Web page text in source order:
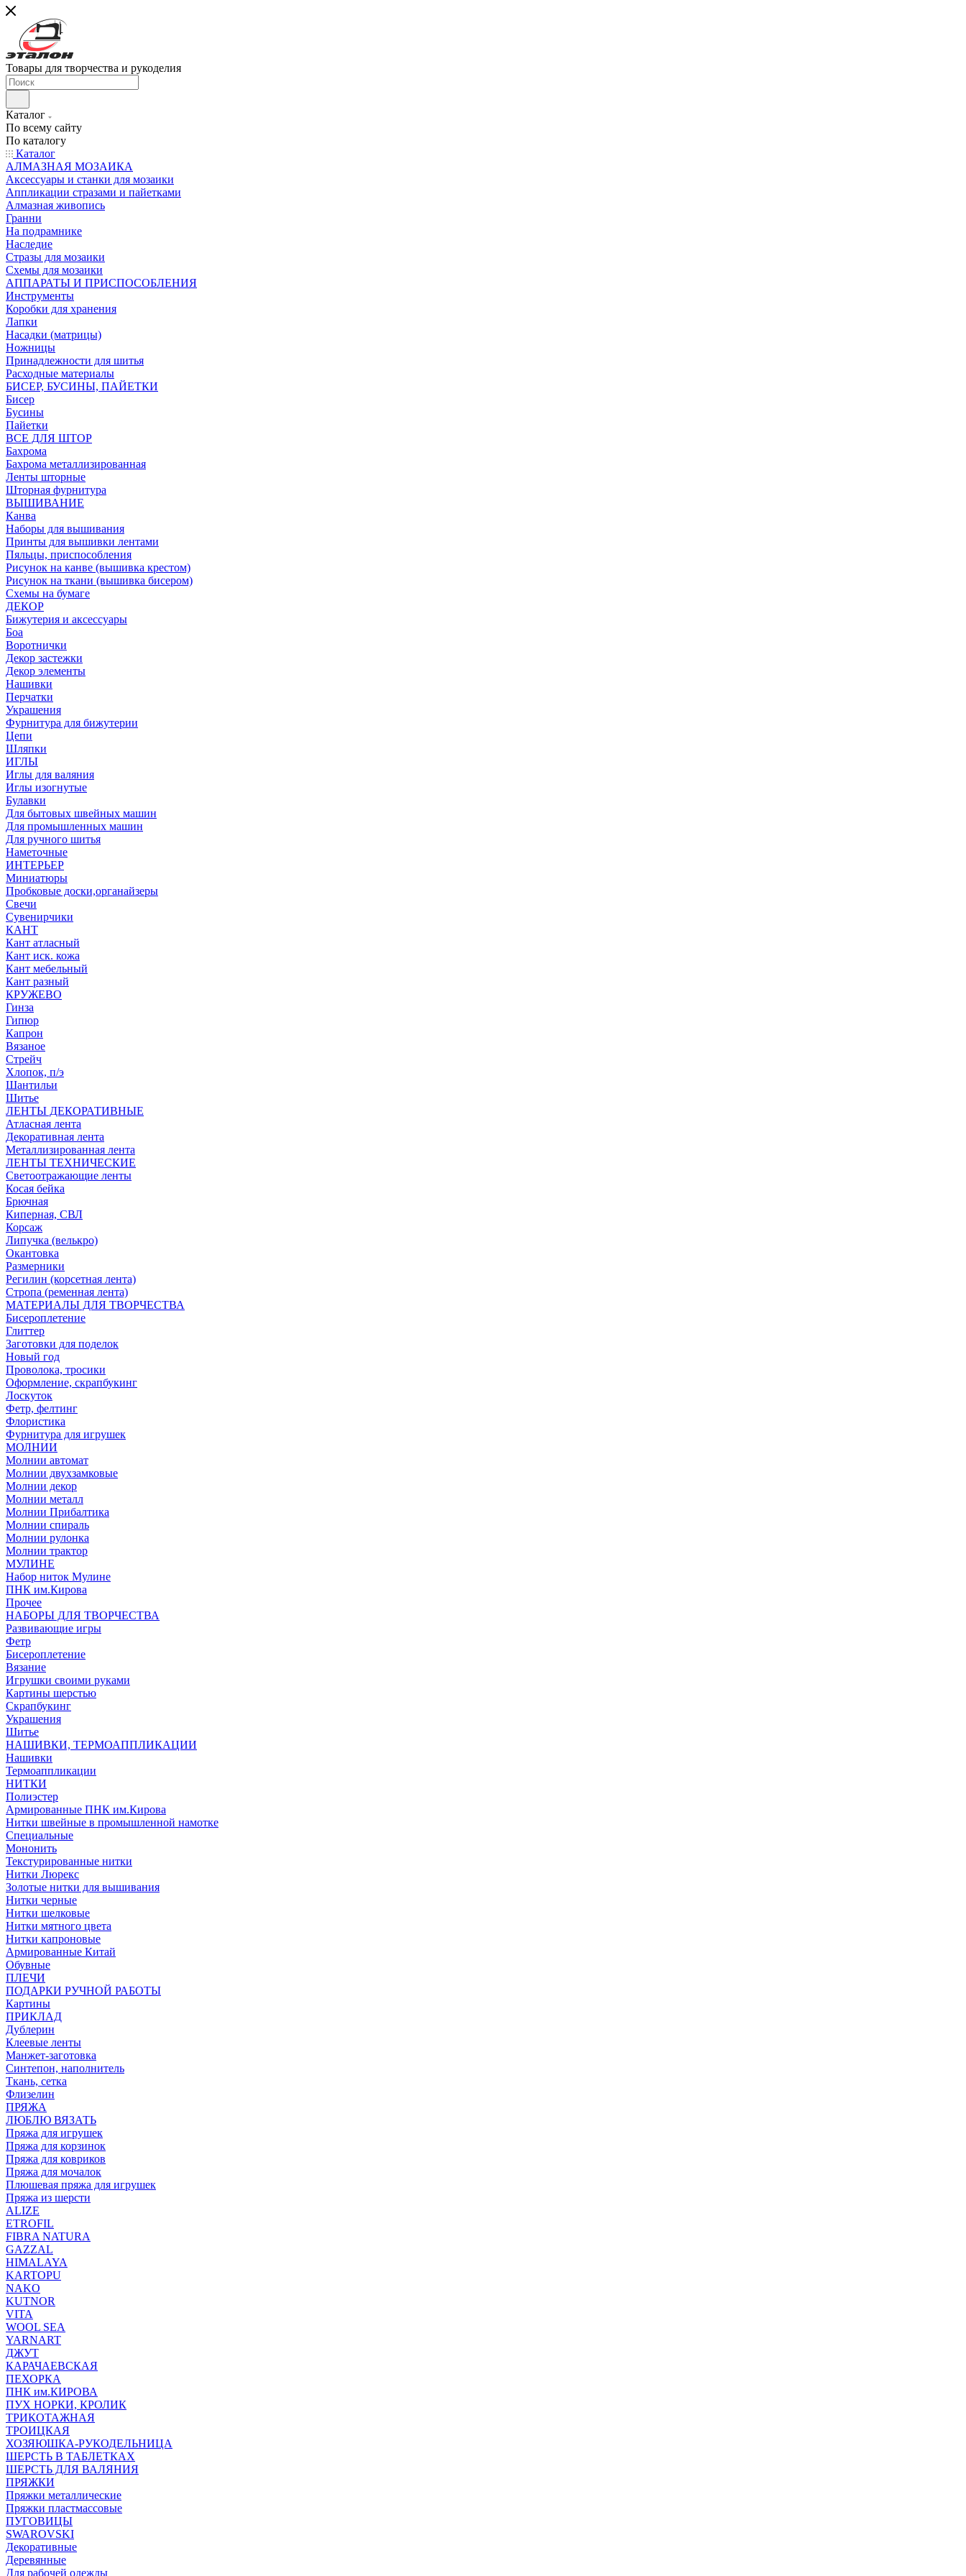
Товары для творчества и рукоделия
Каталог
По всему сайту
По каталогу
Каталог
АЛМАЗНАЯ МОЗАИКА
Аксессуары и станки для мозаики
Аппликации стразами и пайетками
Алмазная живопись
Гранни
На подрамнике
Наследие
Стразы для мозаики
Схемы для мозаики
АППАРАТЫ И ПРИСПОСОБЛЕНИЯ
Инструменты
Коробки для хранения
Лапки
Насадки (матрицы)
Ножницы
Принадлежности для шитья
Расходные материалы
БИСЕР, БУСИНЫ, ПАЙЕТКИ
Бисер
Бусины
Пайетки
ВСЕ ДЛЯ ШТОР
Бахрома
Бахрома металлизированная
Ленты шторные
Шторная фурнитура
ВЫШИВАНИЕ
Канва
Наборы для вышивания
Принты для вышивки лентами
Пяльцы, приспособления
Рисунок на канве (вышивка крестом)
Рисунок на ткани (вышивка бисером)
Схемы на бумаге
ДЕКОР
Бижутерия и аксессуары
Боа
Воротнички
Декор застежки
Декор элементы
Нашивки
Перчатки
Украшения
Фурнитура для бижутерии
Цепи
Шляпки
ИГЛЫ
Иглы для валяния
Иглы изогнутые
Булавки
Для бытовых швейных машин
Для промышленных машин
Для ручного шитья
Наметочные
ИНТЕРЬЕР
Миниатюры
Пробковые доски,органайзеры
Свечи
Сувенирчики
КАНТ
Кант атласный
Кант иск. кожа
Кант мебельный
Кант разный
КРУЖЕВО
Гинза
Гипюр
Капрон
Вязаное
Стрейч
Хлопок, п/э
Шантильи
Шитье
ЛЕНТЫ ДЕКОРАТИВНЫЕ
Атласная лента
Декоративная лента
Металлизированная лента
ЛЕНТЫ ТЕХНИЧЕСКИЕ
Светоотражающие ленты
Косая бейка
Брючная
Киперная, СВЛ
Корсаж
Липучка (велькро)
Окантовка
Размерники
Регилин (корсетная лента)
Стропа (ременная лента)
МАТЕРИАЛЫ ДЛЯ ТВОРЧЕСТВА
Бисероплетение
Глиттер
Заготовки для поделок
Новый год
Проволока, тросики
Оформление, скрапбукинг
Лоскуток
Фетр, фелтинг
Флористика
Фурнитура для игрушек
МОЛНИИ
Молнии автомат
Молнии двухзамковые
Молнии декор
Молнии металл
Молнии Прибалтика
Молнии спираль
Молнии рулонка
Молнии трактор
МУЛИНЕ
Набор ниток Мулине
ПНК им.Кирова
Прочее
НАБОРЫ ДЛЯ ТВОРЧЕСТВА
Развивающие игры
Фетр
Бисероплетение
Вязание
Игрушки своими руками
Картины шерстью
Скрапбукинг
Украшения
Шитье
НАШИВКИ, ТЕРМОАППЛИКАЦИИ
Нашивки
Термоаппликации
НИТКИ
Полиэстер
Армированные ПНК им.Кирова
Нитки швейные в промышленной намотке
Специальные
Мононить
Текстурированные нитки
Нитки Люрекс
Золотые нитки для вышивания
Нитки черные
Нитки шелковые
Нитки мятного цвета
Нитки капроновые
Армированные Китай
Обувные
ПЛЕЧИ
ПОДАРКИ РУЧНОЙ РАБОТЫ
Картины
ПРИКЛАД
Дублерин
Клеевые ленты
Манжет-заготовка
Синтепон, наполнитель
Ткань, сетка
Флизелин
ПРЯЖА
ЛЮБЛЮ ВЯЗАТЬ
Пряжа для игрушек
Пряжа для корзинок
Пряжа для ковриков
Пряжа для мочалок
Плюшевая пряжа для игрушек
Пряжа из шерсти
ALIZE
ETROFIL
FIBRA NATURA
GAZZAL
HIMALAYA
KARTOPU
NAKO
KUTNOR
VITA
WOOL SEA
YARNART
ДЖУТ
КАРАЧАЕВСКАЯ
ПЕХОРКА
ПНК им.КИРОВА
ПУХ НОРКИ, КРОЛИК
ТРИКОТАЖНАЯ
ТРОИЦКАЯ
ХОЗЯЮШКА-РУКОДЕЛЬНИЦА
ШЕРСТЬ В ТАБЛЕТКАХ
ШЕРСТЬ ДЛЯ ВАЛЯНИЯ
ПРЯЖКИ
Пряжки металлические
Пряжки пластмассовые
ПУГОВИЦЫ
SWAROVSKI
Декоративные
Деревянные
Для рабочей одежды